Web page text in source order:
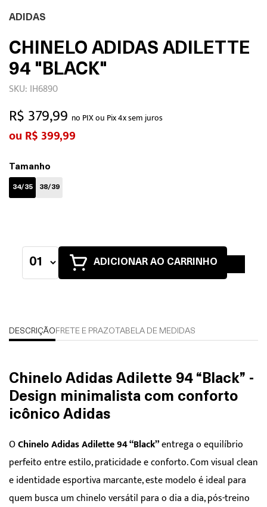
ADIDAS
CHINELO ADIDAS ADILETTE
94 "BLACK"
SKU: IH6890
R$ 379,99 no PIX ou Pix 4x sem juros
R$ 399,99
Tamanho
34/35 38/39
ADICIONAR AO CARRINHO
DESCRIÇÃO FRETE E PRAZOTABELA DE MEDIDAS
Chinelo Adidas Adilette 94 “Black” -
Design minimalista com conforto
icônico Adidas
OChinelo Adidas Adilette 94 “Black”entrega o equilíbrio
perfeito entre estilo, praticidade e conforto. Com visual clean
e identidade esportiva marcante, este modelo é ideal para
quem busca um chinelo versátil para o dia a dia, pós-treino